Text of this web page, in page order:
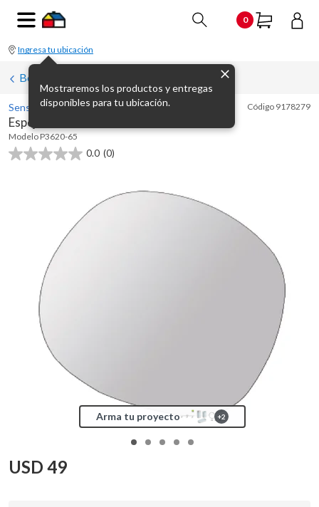
0
Ingresa tu ubicación
Mostraremos los productos y entregas
disponibles para tu ubicación.
Botiquines y espejos para baño
Sensi D' Acqua Código 9178279
Espejo circular 60 x 55 cm sin marco
Modelo P3620-65
0.0 (0)
0.0
Arma tu proyecto +2
USD 49